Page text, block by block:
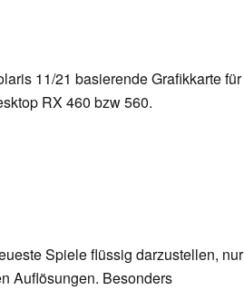
11/21 basierende Grafikkarte für
RX 460 bzw 560.
Spiele flüssig darzustellen, nur
Auflösungen. Besonders